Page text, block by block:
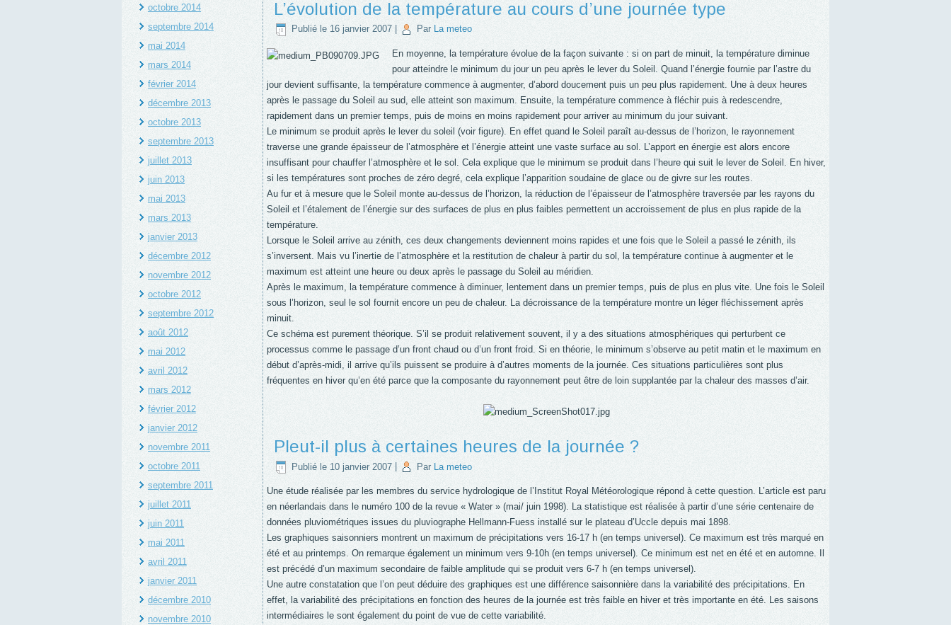
octobre 2014
septembre 2014
mai 2014
mars 2014
février 2014
décembre 2013
octobre 2013
septembre 2013
juillet 2013
juin 2013
mai 2013
mars 2013
janvier 2013
décembre 2012
novembre 2012
octobre 2012
septembre 2012
août 2012
mai 2012
avril 2012
mars 2012
février 2012
janvier 2012
novembre 2011
octobre 2011
septembre 2011
juillet 2011
juin 2011
mai 2011
avril 2011
janvier 2011
décembre 2010
novembre 2010
L’évolution de la température au cours d’une journée type
Publié le 16 janvier 2007 Par La meteo
En moyenne, la température évolue de la façon suivante : si on part de minuit, la température diminue
pour atteindre le minimum du jour un peu après le lever du Soleil. Quand l’énergie fournie par l’astre du
jour devient suffisante, la température commence à augmenter, d’abord doucement puis un peu plus rapidement. Une à deux heures
après le passage du Soleil au sud, elle atteint son maximum. Ensuite, la température commence à fléchir puis à redescendre,
rapidement dans un premier temps, puis de moins en moins rapidement pour arriver au minimum du jour suivant.
Le minimum se produit après le lever du soleil (voir figure). En effet quand le Soleil paraît au-dessus de l’horizon, le rayonnement
traverse une grande épaisseur de l’atmosphère et l’énergie atteint une vaste surface au sol. L’apport en énergie est alors encore
insuffisant pour chauffer l’atmosphère et le sol. Cela explique que le minimum se produit dans l’heure qui suit le lever de Soleil. En hiver,
si les températures sont proches de zéro degré, cela explique l’apparition soudaine de glace ou de givre sur les routes.
Au fur et à mesure que le Soleil monte au-dessus de l’horizon, la réduction de l’épaisseur de l’atmosphère traversée par les rayons du
Soleil et l’étalement de l’énergie sur des surfaces de plus en plus faibles permettent un accroissement de plus en plus rapide de la
température.
Lorsque le Soleil arrive au zénith, ces deux changements deviennent moins rapides et une fois que le Soleil a passé le zénith, ils
s’inversent. Mais vu l’inertie de l’atmosphère et la restitution de chaleur à partir du sol, la température continue à augmenter et le
maximum est atteint une heure ou deux après le passage du Soleil au méridien.
Après le maximum, la température commence à diminuer, lentement dans un premier temps, puis de plus en plus vite. Une fois le Soleil
sous l’horizon, seul le sol fournit encore un peu de chaleur. La décroissance de la température montre un léger fléchissement après
minuit.
Ce schéma est purement théorique. S’il se produit relativement souvent, il y a des situations atmosphériques qui perturbent ce
processus comme le passage d’un front chaud ou d’un front froid. Si en théorie, le minimum s’observe au petit matin et le maximum en
début d’après-midi, il arrive qu’ils puissent se produire à d’autres moments de la journée. Ces situations particulières sont plus
fréquentes en hiver qu’en été parce que la composante du rayonnement peut être de loin supplantée par la chaleur des masses d’air.
Pleut-il plus à certaines heures de la journée ?
Publié le 10 janvier 2007 Par La meteo
Une étude réalisée par les membres du service hydrologique de l’Institut Royal Météorologique répond à cette question. L’article est paru
en néerlandais dans le numéro 100 de la revue « Water » (mai/ juin 1998). La statistique est réalisée à partir d’une série centenaire de
données pluviométriques issues du pluviographe Hellmann-Fuess installé sur le plateau d’Uccle depuis mai 1898.
Les graphiques saisonniers montrent un maximum de précipitations vers 16-17 h (en temps universel). Ce maximum est très marqué en
été et au printemps. On remarque également un minimum vers 9-10h (en temps universel). Ce minimum est net en été et en automne. Il
est précédé d’un maximum secondaire de faible amplitude qui se produit vers 6-7 h (en temps universel).
Une autre constatation que l’on peut déduire des graphiques est une différence saisonnière dans la variabilité des précipitations. En
effet, la variabilité des précipitations en fonction des heures de la journée est très faible en hiver et très importante en été. Les saisons
intermédiaires le sont également du point de vue de cette variabilité.